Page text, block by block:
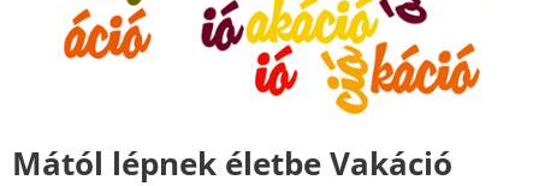
Mától lépnek életbe Vakáció